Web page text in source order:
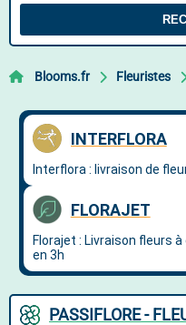
Blooms.fr Fleuristes
PASSIFLORE -